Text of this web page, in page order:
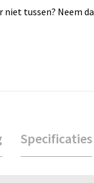
tussen? Neem
Specificaties